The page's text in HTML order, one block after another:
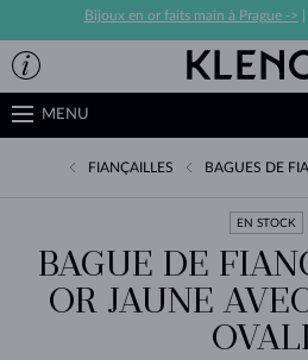
Bijoux en or faits main à Prague ->
MENU
FIANÇAILLES BAGUES DE
EN STOCK
BAGUE DE
OR JAUNE